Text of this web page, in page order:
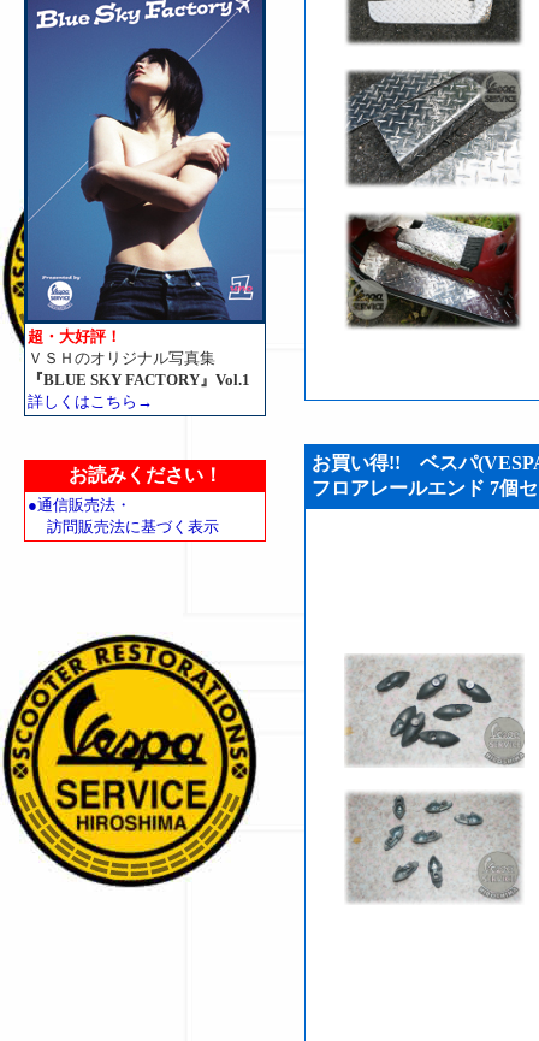
超・大好評！
ＶＳＨのオリジナル写真集
『BLUE SKY FACTORY』Vol.1
詳しくはこちら→
お読みください！
●通信販売法・
訪問販売法に基づく表示
お買い得!! ベスパ
フロアレールエンド 7個